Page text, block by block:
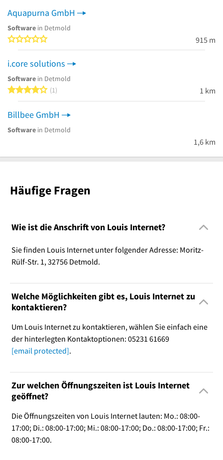
Aquapurna GmbH
Software in Detmold
915 m
i.core solutions
Software in Detmold
4 von 5 Sternen
1 1 km
Billbee GmbH
Software in Detmold
1,6 km
Häufige Fragen
Wie ist die Anschrift von Louis Internet?
Sie finden Louis Internet unter folgender Adresse: Moritz-
Rülf-Str. 1, 32756 Detmold.
Welche Möglichkeiten gibt es, Louis Internet zu
kontaktieren?
Um Louis Internet zu kontaktieren, wählen Sie einfach eine
der hinterlegten Kontaktoptionen: 05231 61669
[email protected].
Zur welchen Öffnungszeiten ist Louis Internet
geöffnet?
Die Öffnungszeiten von Louis Internet lauten: Mo.: 08:00-
17:00; Di.: 08:00-17:00; Mi.: 08:00-17:00; Do.: 08:00-17:00; Fr.:
08:00-17:00.